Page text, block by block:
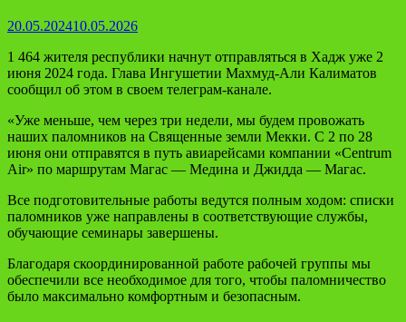
20.05.202410.05.2026
1 464 жителя республики начнут отправляться в Хадж уже 2
июня 2024 года. Глава Ингушетии Махмуд-Али Калиматов
сообщил об этом в своем телеграм-канале.
«Уже меньше, чем через три недели, мы будем провожать
наших паломников на Священные земли Мекки. С 2 по 28
июня они отправятся в путь авиарейсами компании «Centrum
Air» по маршрутам Магас — Медина и Джидда — Магас.
Все подготовительные работы ведутся полным ходом: списки
паломников уже направлены в соответствующие службы,
обучающие семинары завершены.
Благодаря скоординированной работе рабочей группы мы
обеспечили все необходимое для того, чтобы паломничество
было максимально комфортным и безопасным.